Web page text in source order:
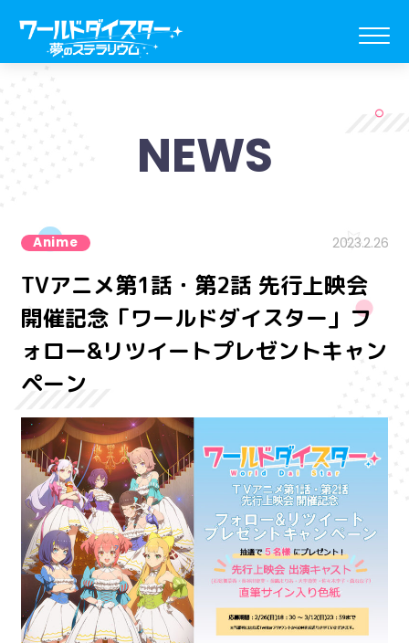
NEWS
Anime 2023.2.26
TVアニメ第1話・第2話 先行上映会
開催記念「ワールドダイスター」フ
ォロー&リツイートプレゼントキャン
ペーン